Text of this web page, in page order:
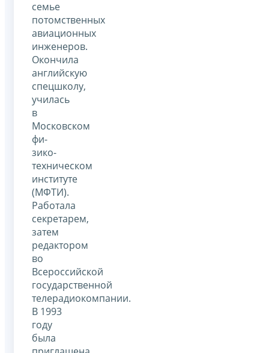
семье
потомственных
авиационных
инженеров.
Окончила
английскую
спецшколу,
училась
в
Московском
фи­
зико-
техническом
институте
(МФТИ).
Работала
секретарем,
затем
редактором
во
Всероссийской
государственной
телерадиокомпании.
В 1993
году
была